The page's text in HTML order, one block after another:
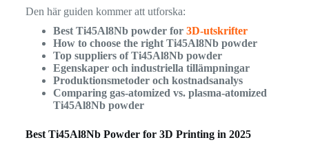
Den här guiden kommer att utforska:
Best Ti45Al8Nb powder for 3D-utskrifter
How to choose the right Ti45Al8Nb powder
Top suppliers of Ti45Al8Nb powder
Egenskaper och industriella tillämpningar
Produktionsmetoder och kostnadsanalys
Comparing gas-atomized vs. plasma-atomized
Ti45Al8Nb powder
Best Ti45Al8Nb Powder for 3D Printing in 2025